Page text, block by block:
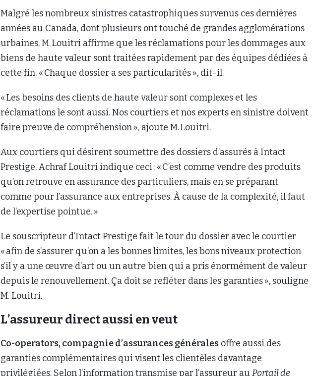
Malgré les nombreux sinistres catastrophiques survenus ces dernières
années au Canada, dont plusieurs ont touché de grandes agglomérations
urbaines, M. Louitri affirme que les réclamations pour les dommages aux
biens de haute valeur sont traitées rapidement par des équipes dédiées à
cette fin. « Chaque dossier a ses particularités », dit-il.
« Les besoins des clients de haute valeur sont complexes et les
réclamations le sont aussi. Nos courtiers et nos experts en sinistre doivent
faire preuve de compréhension », ajoute M. Louitri.
Aux courtiers qui désirent soumettre des dossiers d’assurés à Intact
Prestige, Achraf Louitri indique ceci : « C’est comme vendre des produits
qu’on retrouve en assurance des particuliers, mais en se préparant
comme pour l’assurance aux entreprises. À cause de la complexité, il faut
de l’expertise pointue. »
Le souscripteur d’Intact Prestige fait le tour du dossier avec le courtier
« afin de s’assurer qu’on a les bonnes limites, les bons niveaux protection
s’il y a une œuvre d’art ou un autre bien qui a pris énormément de valeur
depuis le renouvellement. Ça doit se refléter dans les garanties », souligne
M. Louitri.
L’assureur direct aussi en veut
Co-operators, compagnie d’assurances générales offre aussi des
garanties complémentaires qui visent les clientèles davantage
privilégiées. Selon l’information transmise par l’assureur au Portail de